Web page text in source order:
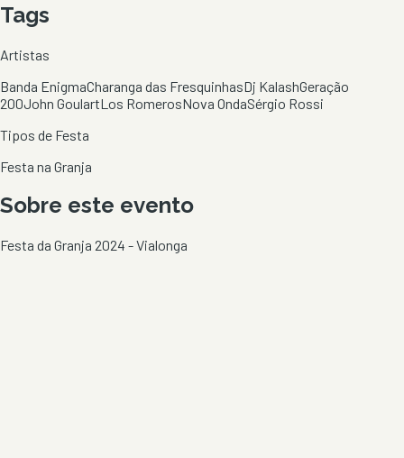
Tags
Artistas
Banda EnigmaCharanga das FresquinhasDj KalashGeração
200John GoulartLos RomerosNova OndaSérgio Rossi
Tipos de Festa
Festa na Granja
Sobre este evento
Festa da Granja 2024 - Vialonga